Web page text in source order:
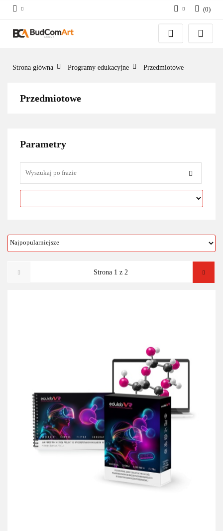
(0)
Strona główna Programy edukacyjne Przedmiotowe
Przedmiotowe
Parametry